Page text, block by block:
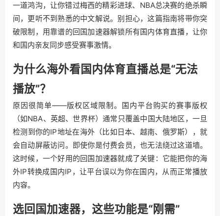
一道鸿沟，让你错过梅西的精彩进球、NBA总决赛的绝杀瞬
间，更听不到熟悉的中文解说。别担心，这篇指南将带你突
破限制，用靠谱的回国加速器解锁所有国内体育直播，让你
和国内亲友同步感受赛事激情。
为什么海外看国内体育直播总是“无法
播放”？
原因很简单——版权区域限制。国内平台购买的赛事版权
（如NBA、英超、世界杯）通常只覆盖中国大陆地区，一旦
检测到你的IP地址在海外（比如日本、越南、俄罗斯），就
会自动屏蔽访问。即使你是付费会员，也无法绕过这道墙。
这时候，一个好用的回国加速器就成了关键：它能把你的海
外IP转换成国内IP，让平台误以为你在国内，从而正常播放
内容。
选回国加速器，这些功能是“刚需”